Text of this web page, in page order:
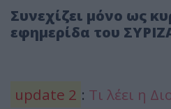
Συνεχίζει μόνο ως
εφημερίδα του
update 2 : Τι λέει η